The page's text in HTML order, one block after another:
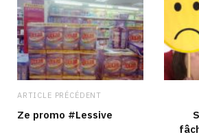
ARTICLE PRÉCÉDENT
Ze promo #Lessive